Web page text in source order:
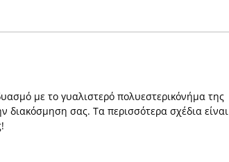
με το γυαλιστερό πολυεστερικόνήμα της
διακόσμηση σας. Τα περισσότερα σχέδια είναι